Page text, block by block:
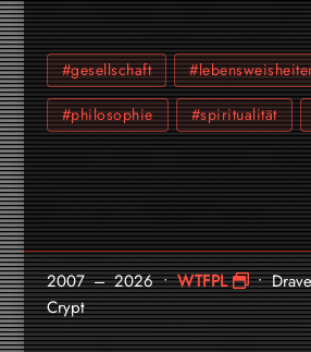
#gesellschaft
#philosophie #spiritualität
2007 – 2026 •WTFPL
•
Crypt